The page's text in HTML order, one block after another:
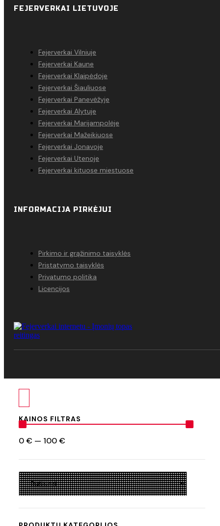
FEJERVERKAI LIETUVOJE
Fejerverkai Vilniuje
Fejerverkai Kaune
Fejerverkai Klaipėdoje
Fejerverkai Šiauliuose
Fejerverkai Panevėžyje
Fejerverkai Alytuje
Fejerverkai Marijampolėje
Fejerverkai Mažeikiuose
Fejerverkai Jonavoje
Fejerverkai Utenoje
Fejerverkai kituose miestuose
INFORMACIJA PIRKĖJUI
Pirkimo ir grąžinimo taisyklės
Pristatymo taisyklės
Privatumo politika
Licencijos
KAINOS FILTRAS
0€ — 100€